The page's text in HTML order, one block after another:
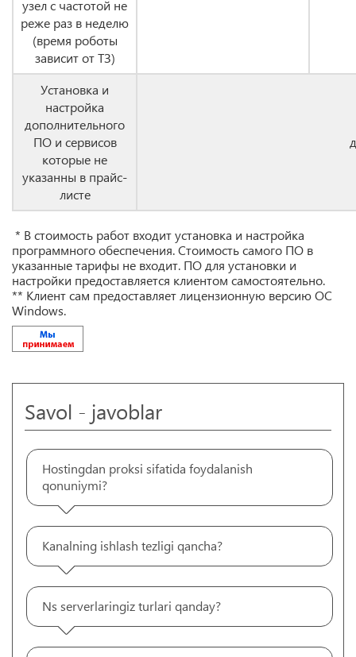
узел с частотой не
реже раз в неделю
(время роботы
зависит от ТЗ)
Установка и
настройка
дополнительного
ПО и сервисов
которые не
указанны в прайс-
листе
* В стоимость работ входит установка и настройка
программного обеспечения. Стоимость самого ПО в
указанные тарифы не входит. ПО для установки и
настройки предоставляется клиентом самостоятельно.
** Клиент сам предоставляет лицензионную версию ОС
Windows.
Savol - javoblar
Hostingdan proksi sifatida foydalanish
qonuniymi?
Kanalning ishlash tezligi qancha?
Ns serverlaringiz turlari qanday?